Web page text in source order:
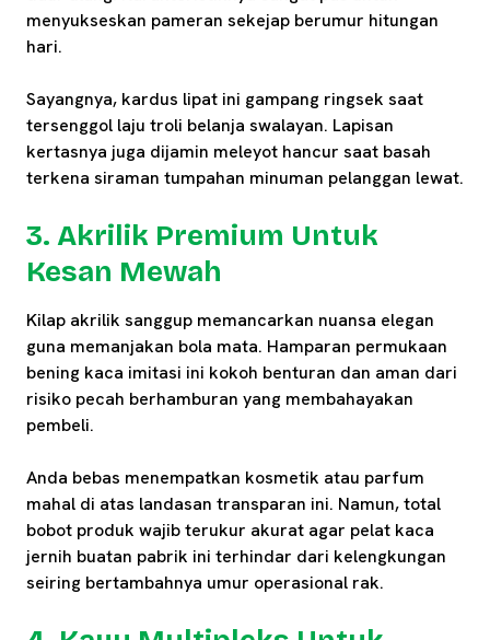
menyukseskan pameran sekejap berumur hitungan
hari.
Sayangnya, kardus lipat ini gampang ringsek saat
tersenggol laju troli belanja swalayan. Lapisan
kertasnya juga dijamin meleyot hancur saat basah
terkena siraman tumpahan minuman pelanggan lewat.
3. Akrilik Premium Untuk
Kesan Mewah
Kilap akrilik sanggup memancarkan nuansa elegan
guna memanjakan bola mata. Hamparan permukaan
bening kaca imitasi ini kokoh benturan dan aman dari
risiko pecah berhamburan yang membahayakan
pembeli.
Anda bebas menempatkan kosmetik atau parfum
mahal di atas landasan transparan ini. Namun, total
bobot produk wajib terukur akurat agar pelat kaca
jernih buatan pabrik ini terhindar dari kelengkungan
seiring bertambahnya umur operasional rak.